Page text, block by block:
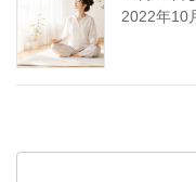
2022年10